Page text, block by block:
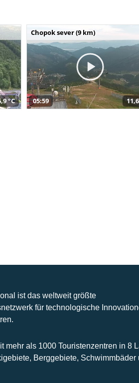
°C
Chopok sever (9 km)
05:59
ist das weltweit größte
für technologische
mehr als 1000 Touristenzentren in 8
Berggebiete, Schwimmbäder